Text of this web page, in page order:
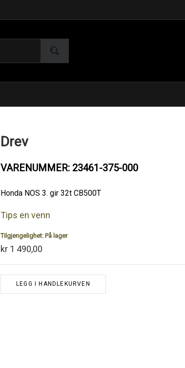
Drev
VARENUMMER: 23461-375-000
Honda NOS 3. gir 32t CB500T
Tips en venn
Tilgjengelighet: På lager
kr 1 490,00
LEGG I HANDLEKURVEN